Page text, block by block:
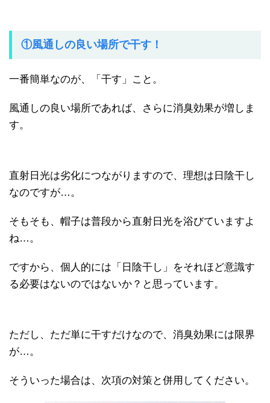
①風通しの良い場所で干す！
一番簡単なのが、「干す」こと。
風通しの良い場所であれば、さらに消臭効果が増しま
す。
直射日光は劣化につながりますので、理想は日陰干し
なのですが…。
そもそも、帽子は普段から直射日光を浴びていますよ
ね…。
ですから、個人的には「日陰干し」をそれほど意識す
る必要はないのではないか？と思っています。
ただし、ただ単に干すだけなので、消臭効果には限界
が…。
そういった場合は、次項の対策と併用してください。